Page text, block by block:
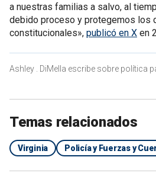
a nuestras familias a salvo, al
debido proceso y protegemos los
constitucionales», publicó en X en
Ashley . DiMella escribe sobre política
Temas relacionados
Virginia Policía y Fuerzas y